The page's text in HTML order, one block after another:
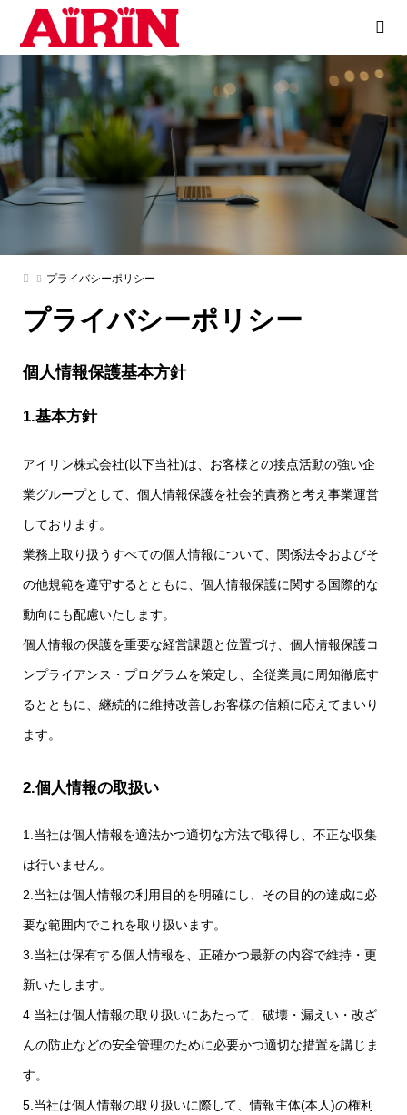
プライバシーポリシー
プライバシーポリシー
個人情報保護基本方針
1.基本方針
アイリン株式会社(以下当社)は、お客様との接点活動の強い企
業グループとして、個人情報保護を社会的責務と考え事業運営
しております。
業務上取り扱うすべての個人情報について、関係法令およびそ
の他規範を遵守するとともに、個人情報保護に関する国際的な
動向にも配慮いたします。
個人情報の保護を重要な経営課題と位置づけ、個人情報保護コ
ンプライアンス・プログラムを策定し、全従業員に周知徹底す
るとともに、継続的に維持改善しお客様の信頼に応えてまいり
ます。
2.個人情報の取扱い
1.当社は個人情報を適法かつ適切な方法で取得し、不正な収集
は行いません。
2.当社は個人情報の利用目的を明確にし、その目的の達成に必
要な範囲内でこれを取り扱います。
3.当社は保有する個人情報を、正確かつ最新の内容で維持・更
新いたします。
4.当社は個人情報の取り扱いにあたって、破壊・漏えい・改ざ
んの防止などの安全管理のために必要かつ適切な措置を講じま
す。
5.当社は個人情報の取り扱いに際して、情報主体(本人)の権利